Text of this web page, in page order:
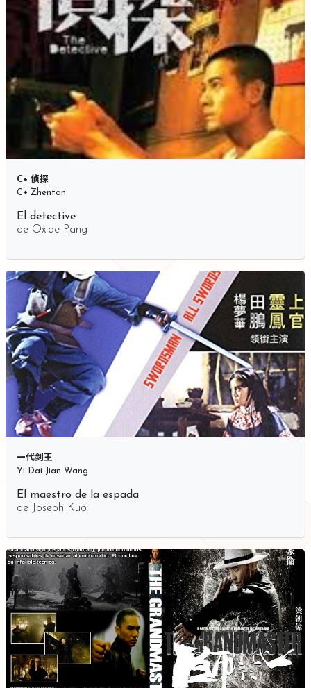
C+ 侦探
C+ Zhentan
El detective
de Oxide Pang
一代剑王
Yi Dai Jian Wang
El maestro de la espada
de
Joseph Kuo